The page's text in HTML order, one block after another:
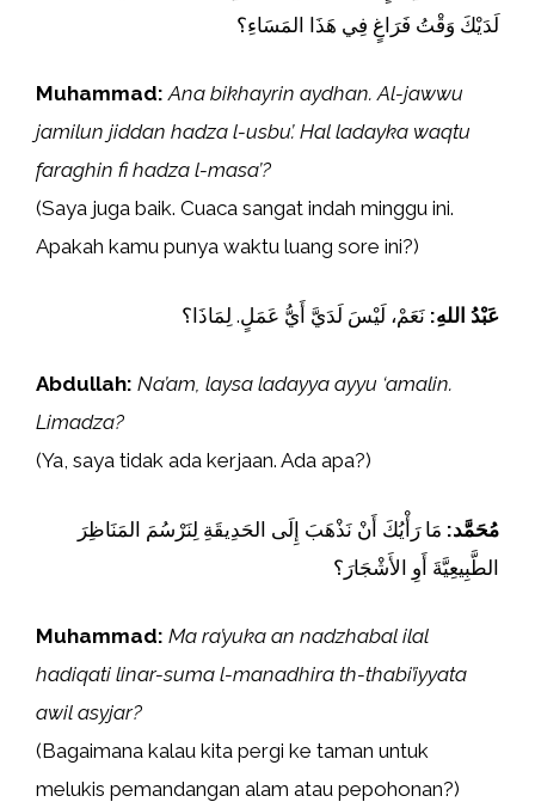
لَدَيْكَ وَقْتُ فَرَاغٍ فِي هَذَا المَسَاءِ؟
Muhammad: Ana bikhayrin aydhan. Al-jawwu
jamilun jiddan hadza l-usbu’. Hal ladayka waqtu
faraghin fi hadza l-masa’?
(Saya juga baik. Cuaca sangat indah minggu ini.
Apakah kamu punya waktu luang sore ini?)
عَبْدُ اللهِ: نَعَمْ، لَيْسَ لَدَيَّ أَيُّ عَمَلٍ. لِمَاذَا؟
Abdullah: Na’am, laysa ladayya ayyu ‘amalin.
Limadza?
(Ya, saya tidak ada kerjaan. Ada apa?)
مُحَمَّد: مَا رَأْيُكَ أَنْ نَذْهَبَ إِلَى الحَدِيقَةِ لِنَرْسُمَ المَنَاظِرَ
الطَّبِيعِيَّةَ أَوِ الأَشْجَارَ؟
Muhammad: Ma ra’yuka an nadzhabal ilal
hadiqati linar-suma l-manadhira th-thabi’iyyata
awil asyjar?
(Bagaimana kalau kita pergi ke taman untuk
melukis pemandangan alam atau pepohonan?)